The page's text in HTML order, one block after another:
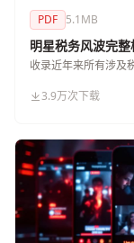
PDF 5.1MB
明星税务风波完整
收录近年来所有涉及
3.9万次下载